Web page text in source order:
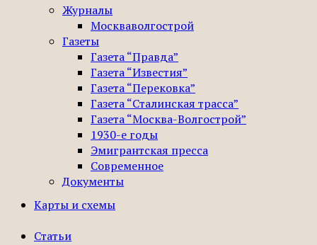
Журналы
Москваволгострой
Газеты
Газета “Правда”
Газета “Известия”
Газета “Перековка”
Газета “Сталинская трасса”
Газета “Москва-Волгострой”
1930-е годы
Эмигрантская пресса
Современное
Документы
Карты и схемы
Статьи